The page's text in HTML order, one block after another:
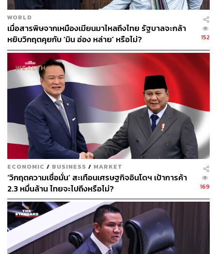
WORLD
เมื่อสารพิษจากเหมืองเมียนมาไหลถึงไทย รัฐบาลจะกล้า
หยิบวิกฤตคุยกับ ‘มิน อ่อง หล่าย’ หรือไม่?
152
ECONOMIC / BUSINESS / MARKET
‘วิกฤตความเชื่อมั่น’ สะเทือนเศรษฐกิจอินโดฯ เป้าการค้า
2.3 หมื่นล้าน ไทยจะไปถึงหรือไม่?
169